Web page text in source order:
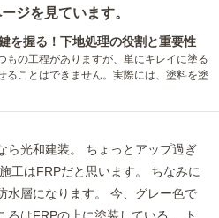
ジを見ています。
を握る！下地処理の役割と重要性
もの工程がありますが、単にキレイに塗る
ることはできません。実際には、塗料を塗
ら光和建装。 ちょっとアップ過ぎ
工はFRPだと思います。 ちなみに
水層になります。 今、グレー色で